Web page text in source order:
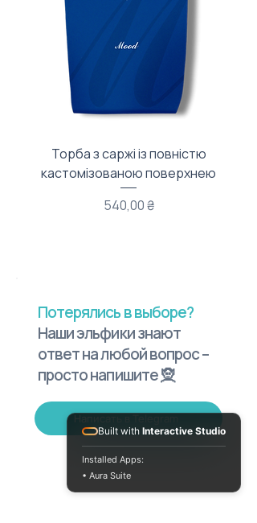
Торба з саржі із повністю
кастомізованою поверхнею
Цена
540,00 ₴
Потерялись в выборе?
Наши эльфики знают
ответ на любой вопрос –
просто напишите 🧝
Написать в Telegram
Built with Interactive Studio
Installed Apps:
• Aura Suite